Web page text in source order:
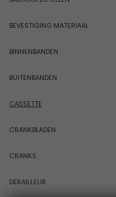
BEVESTIGING MATERIAAL
BINNENBANDEN
BUITENBANDEN
CASSETTE
CRANKBLADEN
CRANKS
DERAILLEUR